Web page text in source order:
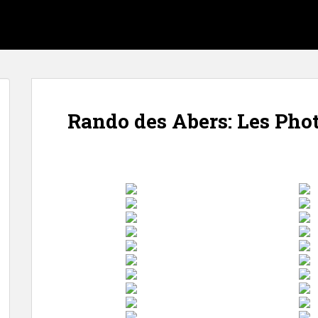
Rando des Abers: Les